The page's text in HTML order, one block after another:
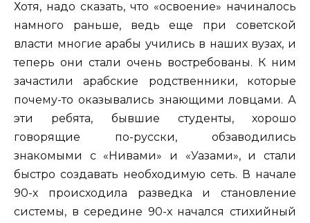
Хотя, надо сказать, что «освоение» начиналось
намного раньше, ведь еще при советской
власти многие арабы учились в наших вузах, и
теперь они стали очень востребованы. К ним
зачастили арабские родственники, которые
почему-то оказывались знающими ловцами. А
эти ребята, бывшие студенты, хорошо
говорящие по-русски, обзаводились
знакомыми с «Нивами» и «Уазами», и стали
быстро создавать необходимую сеть. В начале
90-х происходила разведка и становление
системы, в середине 90-х начался стихийный